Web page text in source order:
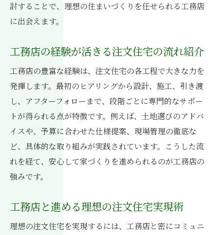
討することで、理想の住まいづくりを任せられる工務店
に出会えます。
工務店の経験が活きる注文住宅の流れ紹介
工務店の豊富な経験は、注文住宅の各工程で大きな力を
発揮します。最初のヒアリングから設計、施工、引き渡
し、アフターフォローまで、段階ごとに専門的なサポー
トが得られる点が特徴です。例えば、土地選びのアドバ
イスや、予算に合わせた仕様提案、現場管理の徹底な
ど、具体的な取り組みが実践されています。こうした流
れを経て、安心して家づくりを進められるのが工務店の
強みです。
工務店と進める理想の注文住宅実現術
理想の注文住宅を実現するには、工務店と密にコミュニ